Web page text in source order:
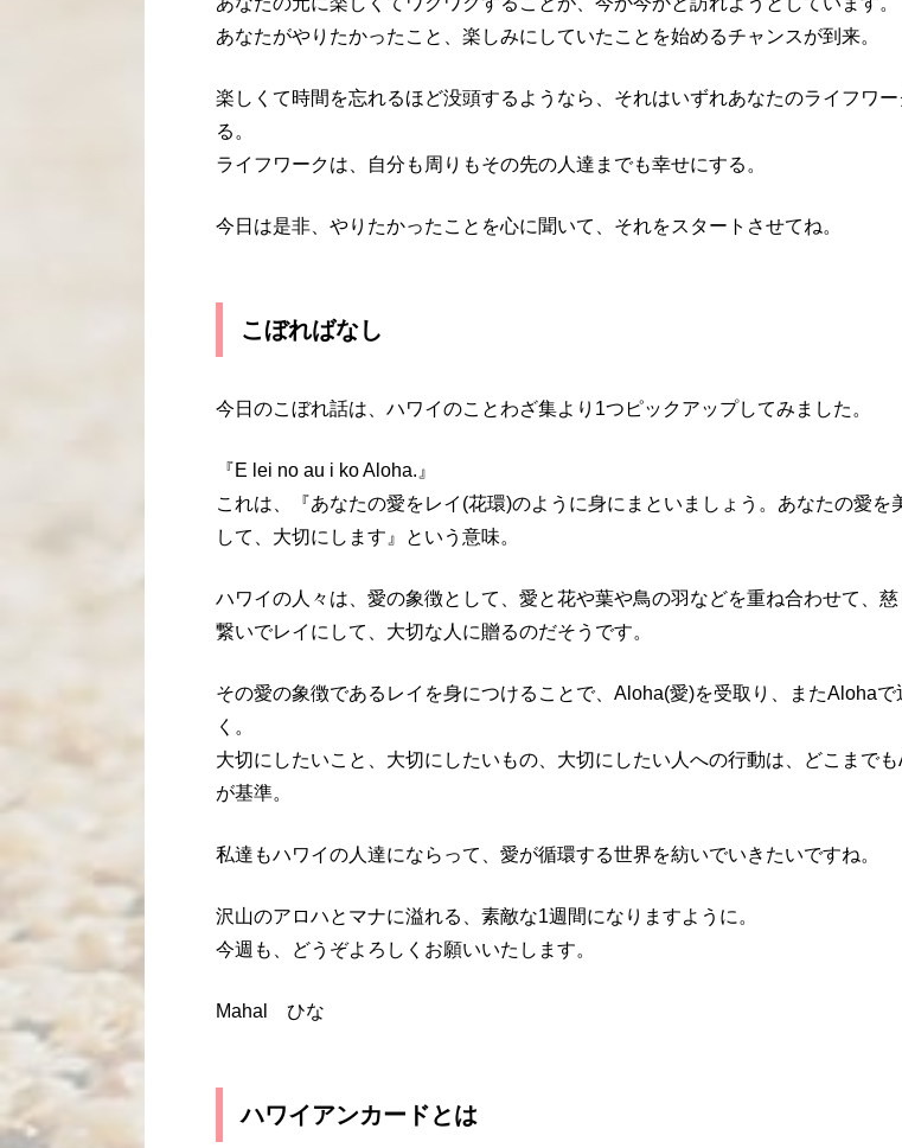
あなたがやりたかったこと、楽しみにしていたことを始めるチャンスが到来。
楽しくて時間を忘れるほど没頭するようなら、それはいずれあなたのライフワ
る。
ライフワークは、自分も周りもその先の人達までも幸せにする。
今日は是非、やりたかったことを心に聞いて、それをスタートさせてね。
こぼればなし
今日のこぼれ話は、ハワイのことわざ集より1つピックアップしてみました。
『E lei no au i ko Aloha.』
これは、『あなたの愛をレイ(花環)のように身にまといましょう。あなたの愛を
して、大切にします』という意味。
ハワイの人々は、愛の象徴として、愛と花や葉や鳥の羽などを重ね合わせて、慈
繋いでレイにして、大切な人に贈るのだそうです。
その愛の象徴であるレイを身につけることで、Aloha(愛)を受取り、またAlohaで
く。
大切にしたいこと、大切にしたいもの、大切にしたい人への行動は、どこまで
が基準。
私達もハワイの人達にならって、愛が循環する世界を紡いでいきたいですね。
沢山のアロハとマナに溢れる、素敵な1週間になりますように。
今週も、どうぞよろしくお願いいたします。
Mahal ひな
ハワイアンカードとは